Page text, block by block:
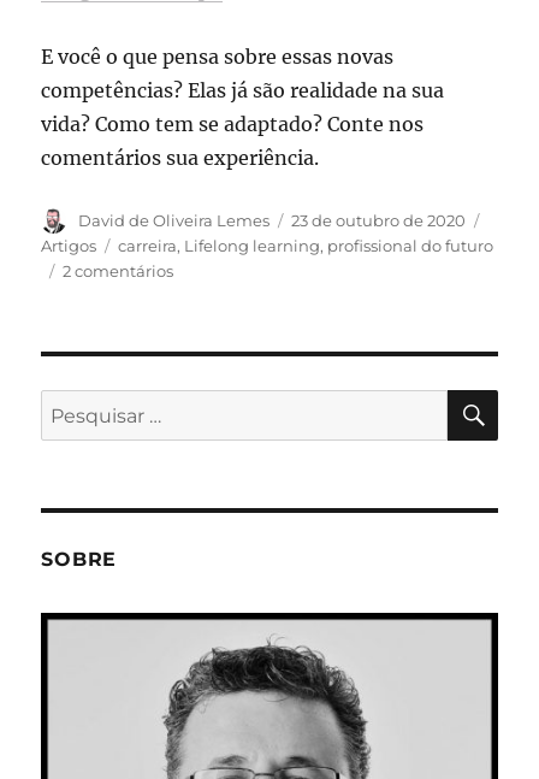
E você o que pensa sobre essas novas
competências? Elas já são realidade na sua
vida? Como tem se adaptado? Conte nos
comentários sua experiência.
Autor
David de Oliveira Lemes
Publicado
em
23 de outubro de 2020
Artigos
Tags
carreira, Lifelong learning, profissional do futuro
2 comentáriosem
que
que
Pesquisar
por:
SOBRE